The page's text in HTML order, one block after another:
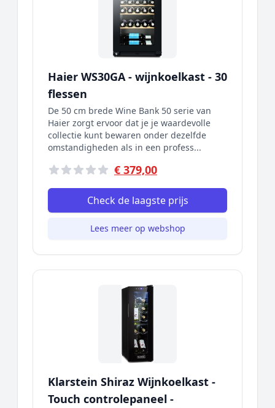
Haier WS30GA - wijnkoelkast - 30
flessen
De 50 cm brede Wine Bank 50 serie van
Haier zorgt ervoor dat je je waardevolle
collectie kunt bewaren onder dezelfde
omstandigheden als in een profess...
€ 379,00
Check de laagste prijs
Lees meer op webshop
Klarstein Shiraz Wijnkoelkast -
Touch controlepaneel -